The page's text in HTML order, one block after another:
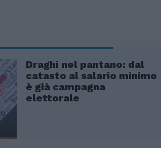
Draghi nel pantano: dal
catasto al salario minimo
è già campagna
elettorale